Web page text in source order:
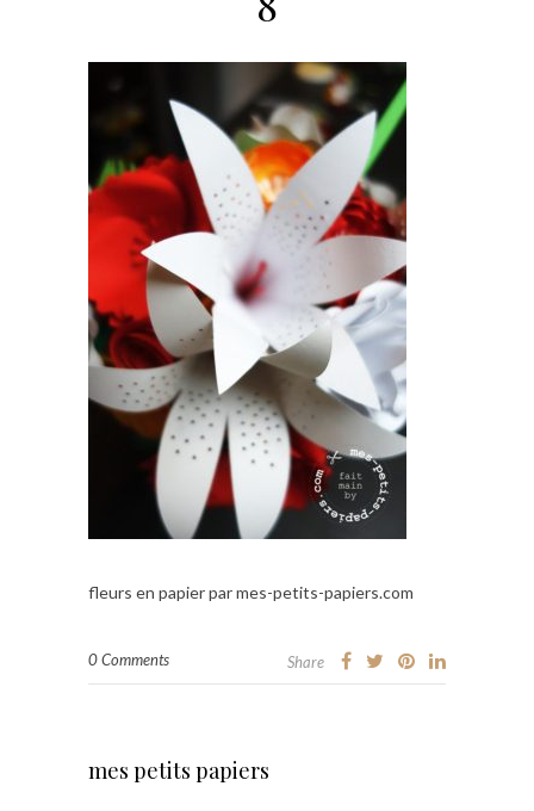
fleurs en papier par mes-petits-papiers.com
0 Comments Share
mes petits papiers